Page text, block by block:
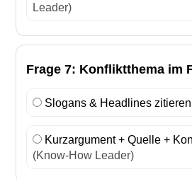
Leader)
Frage 7: Konfliktthema im
Slogans & Headlines
Kurzargument + Quelle +
(Know-How Leader)